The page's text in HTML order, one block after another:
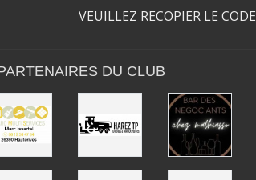
VEUILLEZ RECOPIER LE CODE
DU CLUB